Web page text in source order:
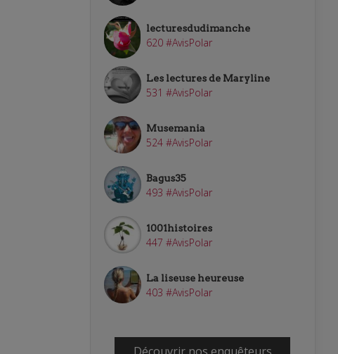
lecturesdudimanche
620 #AvisPolar
Les lectures de Maryline
531 #AvisPolar
Musemania
524 #AvisPolar
Bagus35
493 #AvisPolar
1001histoires
447 #AvisPolar
La liseuse heureuse
403 #AvisPolar